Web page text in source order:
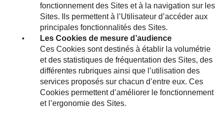
fonctionnement des Sites et à la navigation sur les
Sites. Ils permettent à l’Utilisateur d’accéder aux
principales fonctionnalités des Sites.
Les Cookies de mesure d’audience
Ces Cookies sont destinés à établir la volumétrie
et des statistiques de fréquentation des Sites, des
différentes rubriques ainsi que l’utilisation des
services proposés sur chacun d’entre eux. Ces
Cookies permettent d’améliorer le fonctionnement
et l’ergonomie des Sites.